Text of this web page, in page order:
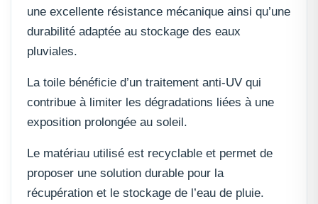
une excellente résistance mécanique ainsi qu’une
durabilité adaptée au stockage des eaux
pluviales.
La toile bénéficie d’un traitement anti-UV qui
contribue à limiter les dégradations liées à une
exposition prolongée au soleil.
Le matériau utilisé est recyclable et permet de
proposer une solution durable pour la
récupération et le stockage de l’eau de pluie.